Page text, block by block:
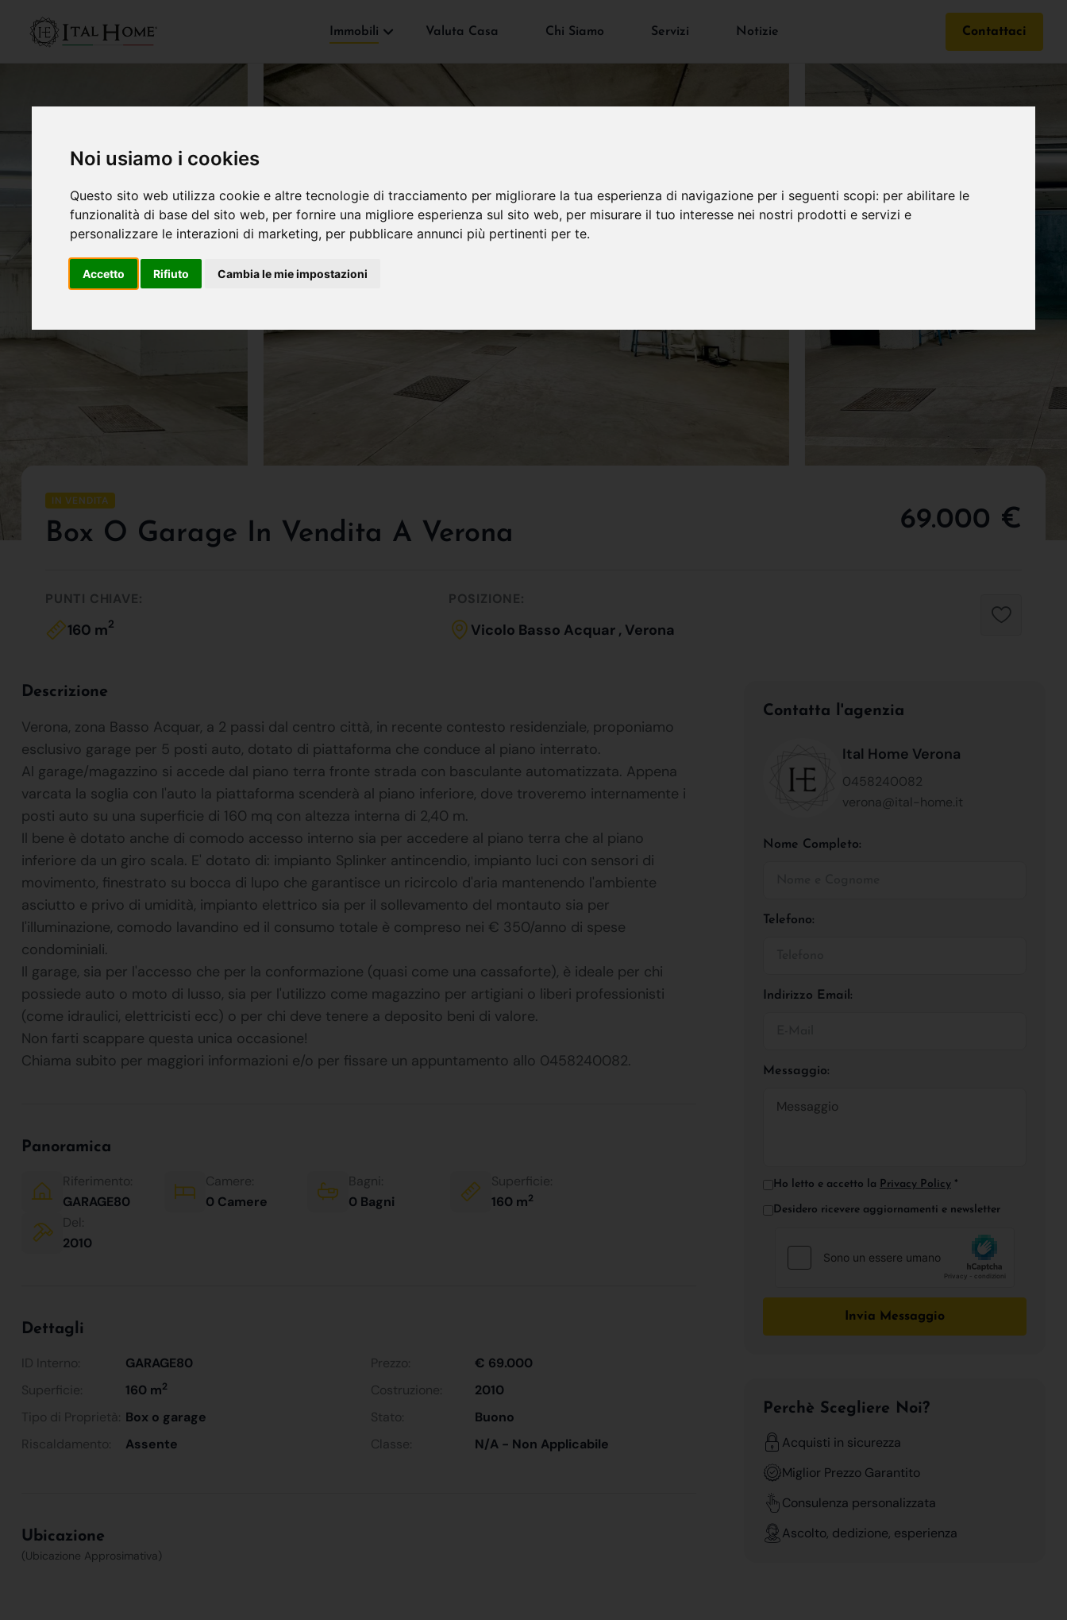
Noi usiamo i cookies
Questo sito web utilizza cookie e altre tecnologie di tracciamento per migliorare la tua esperienza di navigazione per i seguenti scopi: per abilitare le
funzionalità di base del sito web, per fornire una migliore esperienza sul sito web, per misurare il tuo interesse nei nostri prodotti e servizi e
personalizzare le interazioni di marketing, per pubblicare annunci più pertinenti per te.
Accetto Rifiuto Cambia le mie impostazioni
Immobili Valuta Casa Chi Siamo Servizi Notizie Contattaci
IN VENDITA
Box O Garage In Vendita A Verona 69.000 €
PUNTI CHIAVE:
160 m2
POSIZIONE:
Vicolo Basso Acquar , Verona
Descrizione
Verona, zona Basso Acquar, a 2 passi dal centro città, in recente contesto residenziale, proponiamo
esclusivo garage per 5 posti auto, dotato di piattaforma che conduce al piano interrato.
Al garage/magazzino si accede dal piano terra fronte strada con basculante automatizzata. Appena
varcata la soglia con l'auto la piattaforma scenderà al piano inferiore, dove troveremo internamente i
posti auto su una superficie di 160 mq con altezza interna di 2,40 m.
Il bene è dotato anche di comodo accesso interno sia per accedere al piano terra che al piano
inferiore da un giro scala. E' dotato di: impianto Splinker antincendio, impianto luci con sensori di
movimento, finestrato su bocca di lupo che garantisce un ricircolo d'aria mantenendo l'ambiente
asciutto e privo di umidità, impianto elettrico sia per il sollevamento del montauto sia per
l'illuminazione, comodo lavandino ed il consumo totale è compreso nei € 350/anno di spese
condominiali.
Il garage, sia per l'accesso che per la conformazione (quasi come una cassaforte), è ideale per chi
possiede auto o moto di lusso, sia per l'utilizzo come magazzino per artigiani o liberi professionisti
(come idraulici, elettricisti ecc) o per chi deve tenere a deposito beni di valore.
Non farti scappare questa unica occasione!
Chiama subito per maggiori informazioni e/o per fissare un appuntamento allo 0458240082.
Panoramica
Riferimento:
GARAGE80
Camere:
0 Camere
Bagni:
0 Bagni
Superficie:
160 m2
Del:
2010
Dettagli
ID Interno: GARAGE80 Prezzo:
€ 69.000
Superficie:
160 m2 Costruzione:
2010
Tipo di Proprietà: Box o garage Stato:
Buono
Riscaldamento:
Assente Classe: N/A - Non Applicabile
Ubicazione
(Ubicazione Approsimativa)
Contatta l'agenzia
Ital Home Verona
0458240082
verona@ital-home.it
Nome Completo:
Telefono:
Indirizzo Email:
Messaggio:
Ho letto e accetto la Privacy Policy *
Desidero ricevere aggiornamenti e newsletter
Invia Messaggio
Perchè Scegliere Noi?
Acquisti in sicurezza
Miglior Prezzo Garantito
Consulenza personalizzata
Ascolto, dedizione, esperienza